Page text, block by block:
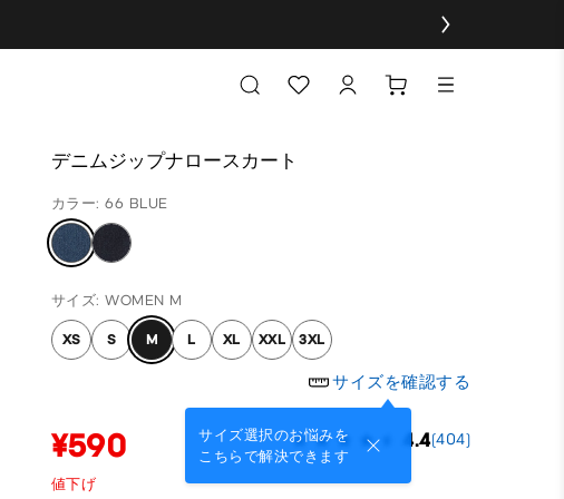
デニムジップナロースカート
カラー: 66 BLUE
サイズ: WOMEN M
XS S M L XL XXL 3XL
サイズを確認する
サイズ選択のお悩みを
こちらで解決できます
¥590 4.4(404)
値下げ